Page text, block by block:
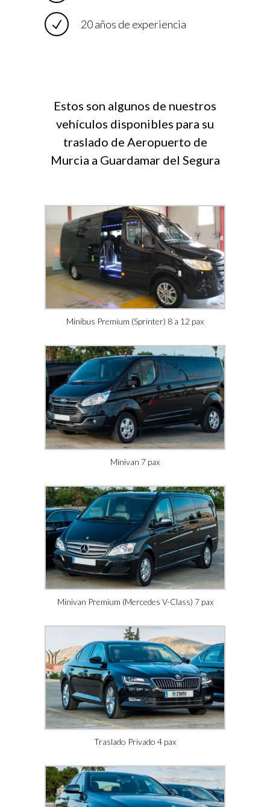
20 años de experiencia
Estos son algunos de nuestros
vehículos disponibles para su
traslado de Aeropuerto de
Murcia a Guardamar del Segura
Minibus Premium (Sprinter) 8 a 12 pax
Minivan 7 pax
Minivan Premium (Mercedes V-Class) 7 pax
Traslado Privado 4 pax